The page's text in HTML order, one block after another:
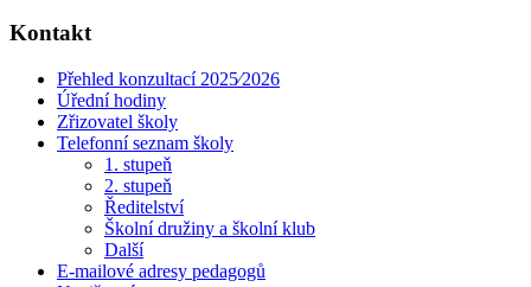
Kontakt
Přehled konzultací 2025⁄2026
Úřední hodiny
Zřizovatel školy
Telefonní seznam školy
1. stupeň
2. stupeň
Ředitelství
Školní družiny a školní klub
Další
E-mailové adresy pedagogů